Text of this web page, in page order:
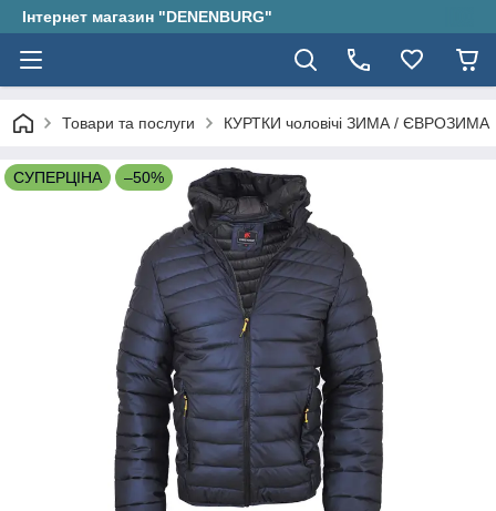
Інтернет магазин "DENENBURG"
Товари та послуги КУРТКИ чоловічі ЗИМА / ЄВРОЗИМА
СУПЕРЦІНА –50%